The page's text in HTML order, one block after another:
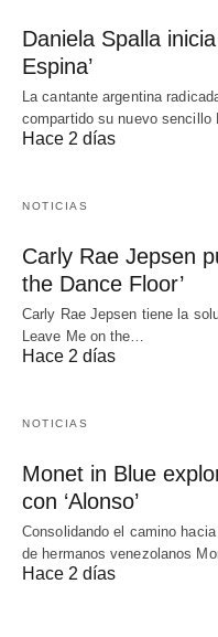
Daniela Spalla
Espina’
La cantante argentina
compartido su nuevo sencillo
Hace 2 días
NOTICIAS
Carly Rae Jepsen
the Dance Floor’
Carly Rae Jepsen tiene la
Leave Me on the…
Hace 2 días
NOTICIAS
Monet in Blue
con ‘Alonso’
Consolidando el camino
de hermanos venezolanos
Hace 2 días